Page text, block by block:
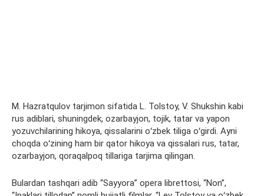
M. Hazratqulov tarjimon sifatida L. Tolstoy, V. Shukshin kabi
rus adiblari, shuningdek, ozarbayjon, tojik, tatar va yapon
yozuvchilarining hikoya, qissalarini oʻzbek tiliga oʻgirdi. Ayni
choqda oʻzining ham bir qator hikoya va qissalari rus, tatar,
ozarbayjon, qoraqalpoq tillariga tarjima qilingan.
Bulardan tashqari adib “Sayyora” opera librettosi, “Non”,